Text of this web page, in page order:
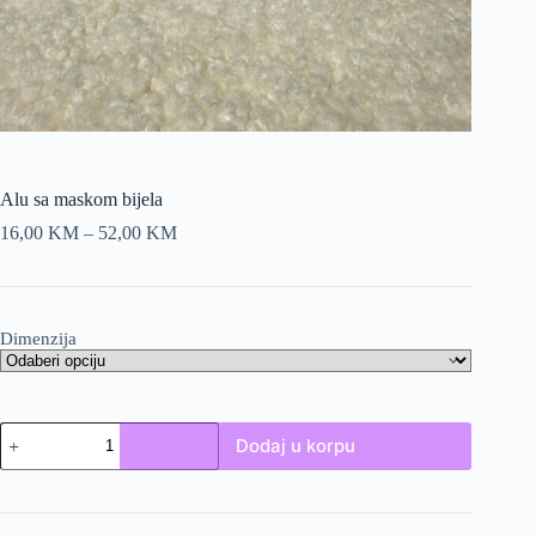
Alu sa maskom bijela
16,00 KM – 52,00 KMPrice
Dimenzija
Alu
sa
maskom
količina
Dodaj u korpu